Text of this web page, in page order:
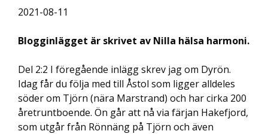
2021-08-11
Blogginlägget är skrivet av Nilla hälsa harmoni.
Del 2:2 I föregående inlägg skrev jag om Dyrön.
Idag får du följa med till Åstol som ligger alldeles
söder om Tjörn (nära Marstrand) och har cirka 200
åretruntboende. Ön går att nå via färjan Hakefjord,
som utgår från Rönnäng på Tjörn och även